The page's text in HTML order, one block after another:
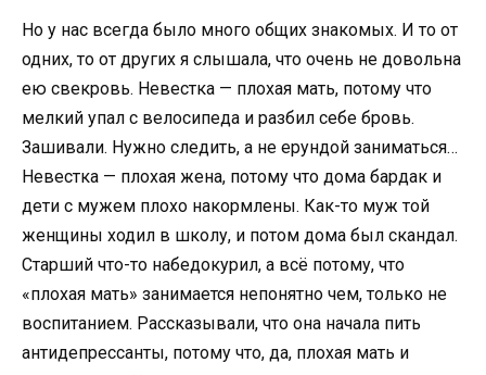
Но у нас всегда было много общих знакомых. И то от
одних, то от других я слышала, что очень не довольна
ею свекровь. Невестка — плохая мать, потому что
мелкий упал с велосипеда и разбил себе бровь.
Зашивали. Нужно следить, а не ерундой заниматься…
Невестка — плохая жена, потому что дома бардак и
дети с мужем плохо накормлены. Как-то муж той
женщины ходил в школу, и потом дома был скандал.
Старший что-то набедокурил, а всё потому, что
«плохая мать» занимается непонятно чем, только не
воспитанием. Рассказывали, что она начала пить
антидепрессанты, потому что, да, плохая мать и